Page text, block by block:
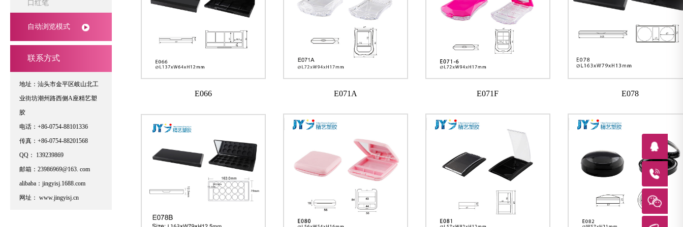
口红笔
自动浏览模式
联系方式
地址：汕头市金平区岐山北工
业街坊潮州路西侧A座精艺塑
胶
电话：+86-0754-88101336
传真：+86-0754-88201568
QQ： 139239869
邮箱：23986969@163. com
alibaba：jingyisj.1688.com
网址： www.jingyisj.cn
E066 E071A E071F E078
在
联